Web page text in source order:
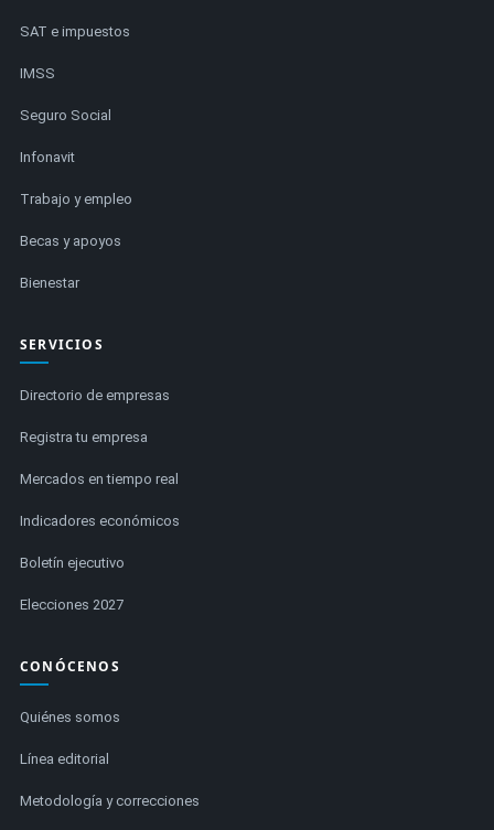
SAT e impuestos
IMSS
Seguro Social
Infonavit
Trabajo y empleo
Becas y apoyos
Bienestar
SERVICIOS
Directorio de empresas
Registra tu empresa
Mercados en tiempo real
Indicadores económicos
Boletín ejecutivo
Elecciones 2027
CONÓCENOS
Quiénes somos
Línea editorial
Metodología y correcciones